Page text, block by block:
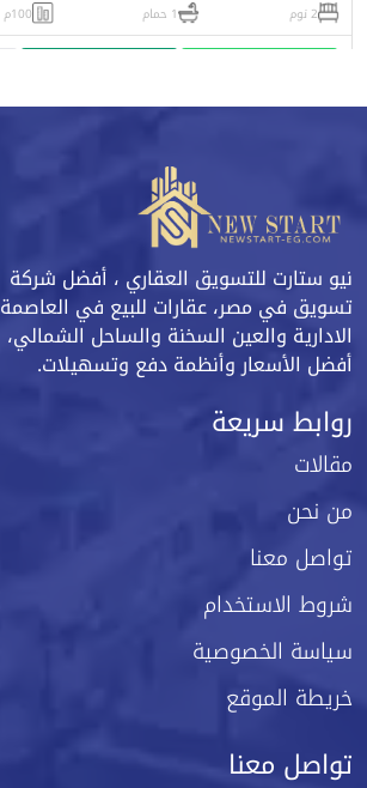
2 نوم 1 حمام 100م
نيو ستارت للتسويق العقاري ، أفضل شركة
تسويق في مصر، عقارات للبيع في العاصمة
الادارية والعين السخنة والساحل الشمالي،
أفضل الأسعار وأنظمة دفع وتسهيلات.
روابط سريعة
مقالات
من نحن
تواصل معنا
شروط الاستخدام
سياسة الخصوصية
خريطة الموقع
تواصل معنا